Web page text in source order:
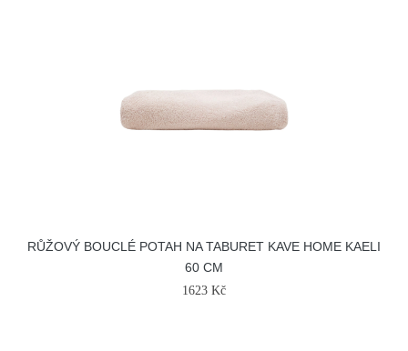
RŮŽOVÝ BOUCLÉ POTAH NA TABURET KAVE HOME KAELI
60 CM
1623 Kč